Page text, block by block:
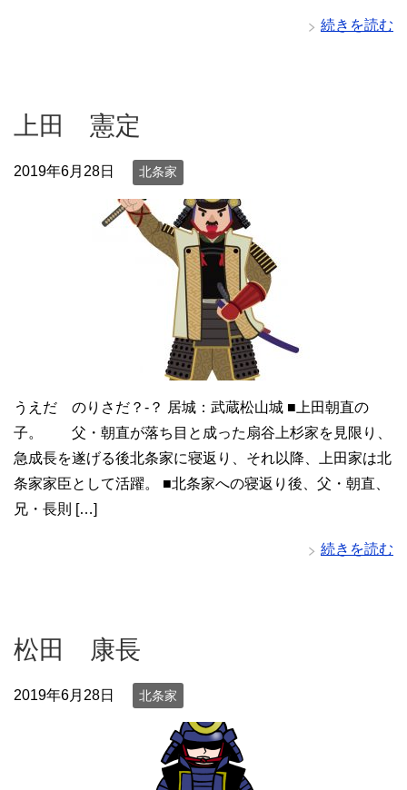
続きを読む
上田 憲定
2019年6月28日 北条家
うえだ のりさだ？-？ 居城：武蔵松山城 ■上田朝直の
子。 父・朝直が落ち目と成った扇谷上杉家を見限り、
急成長を遂げる後北条家に寝返り、それ以降、上田家は北
条家家臣として活躍。 ■北条家への寝返り後、父・朝直、
兄・長則 […]
続きを読む
松田 康長
2019年6月28日 北条家